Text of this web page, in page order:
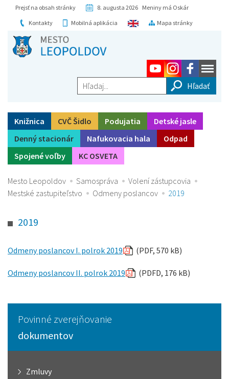
Prejsť na obsah stránky
8. augusta 2026 Meniny má Oskár
Kontakty
Mobilná aplikácia Mapa stránky
Hľadaj...
Knižnica CVČ Šidlo Podujatia
Detské jasle
Denný stacionár
Nafukovacia hala
Odpad
Spojené voľby
KC OSVETA
Mesto Leopoldov Samospráva
Volení zástupcovia
Mestské zastupiteľstvo
Odmeny poslancov 2019
2019
Odmeny poslancov I. polrok 2019 (PDF, 570 kB)
Odmeny poslancov II. polrok 2019 (PDFD, 176 kB)
Povinné zverejňovanie
dokumentov
Zmluvy